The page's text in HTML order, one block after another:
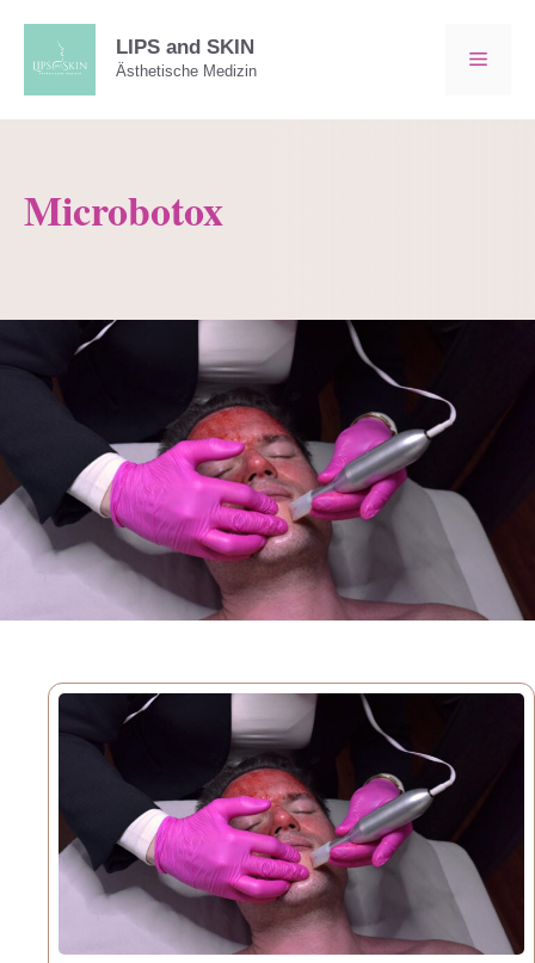
springen
LIPS and SKIN
Ästhetische Medizin
Microbotox